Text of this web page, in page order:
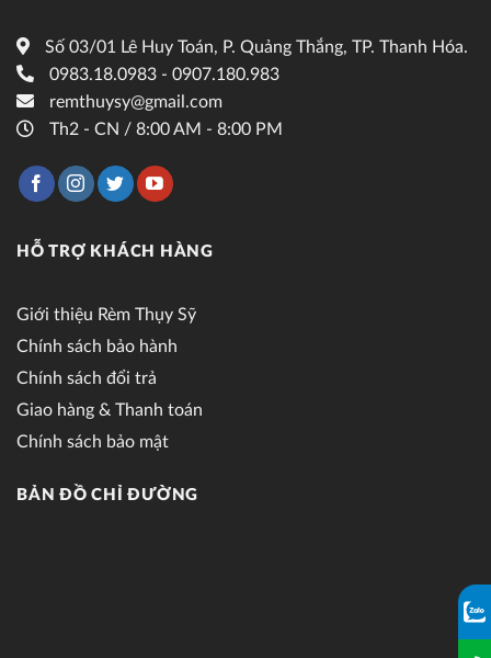
Số 03/01 Lê Huy Toán, P. Quảng Thắng, TP. Thanh Hóa.
0983.18.0983 - 0907.180.983
remthuysy@gmail.com
Th2 - CN / 8:00 AM - 8:00 PM
HỖ TRỢ KHÁCH HÀNG
Giới thiệu Rèm Thụy Sỹ
Chính sách bảo hành
Chính sách đổi trả
Giao hàng & Thanh toán
Chính sách bảo mật
BẢN ĐỒ CHỈ ĐƯỜNG